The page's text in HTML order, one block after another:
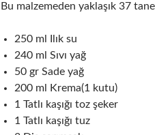
Bu malzemeden yaklaşık 37 tane
250 ml Ilık su
240 ml Sıvı yağ
50 gr Sade yağ
200 ml Krema(1 kutu)
1 Tatlı kaşığı toz şeker
1 Tatlı kaşığı tuz